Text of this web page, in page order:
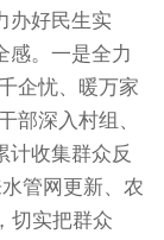
办好民生实
感。一是全力
企忧、暖万家
部深入村组、
计收集群众反
管网更新、农
切实把群众